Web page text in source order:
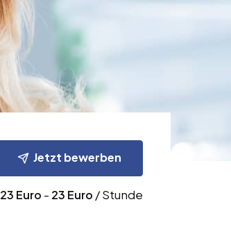
Jetzt bewerben
23 Euro - 23 Euro / Stunde